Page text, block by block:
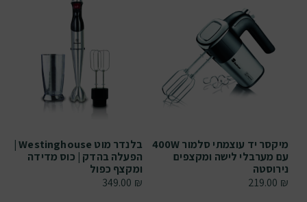
מיקסר יד עוצמתי סלמור 400W
עם מערבלי לישה ומקצפים
נירוסטה
219.00 ₪
בלנדר מוט Westinghouse |
הפעלה בהדק | כוס מדידה
ומקצף כפול
349.00 ₪